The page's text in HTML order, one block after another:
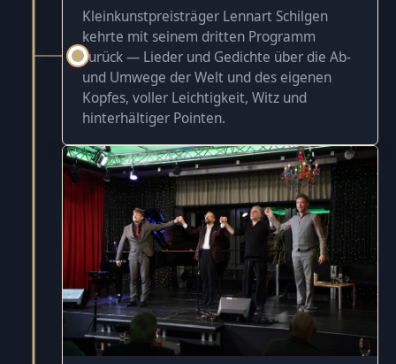
Kleinkunstpreisträger Lennart Schilgen
kehrte mit seinem dritten Programm
zurück — Lieder und Gedichte über die Ab-
und Umwege der Welt und des eigenen
Kopfes, voller Leichtigkeit, Witz und
hinterhältiger Pointen.